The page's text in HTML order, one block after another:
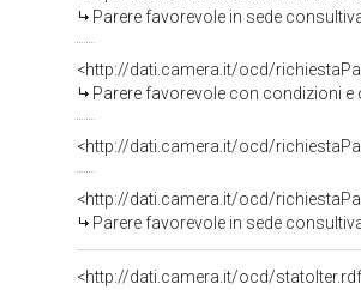
Parere favorevole in sede
<http://dati.camera.it/ocd/
Parere favorevole con condizioni
<http://dati.camera.it/ocd/
<http://dati.camera.it/ocd/
Parere favorevole in sede
<http://dati.camera.it/ocd/